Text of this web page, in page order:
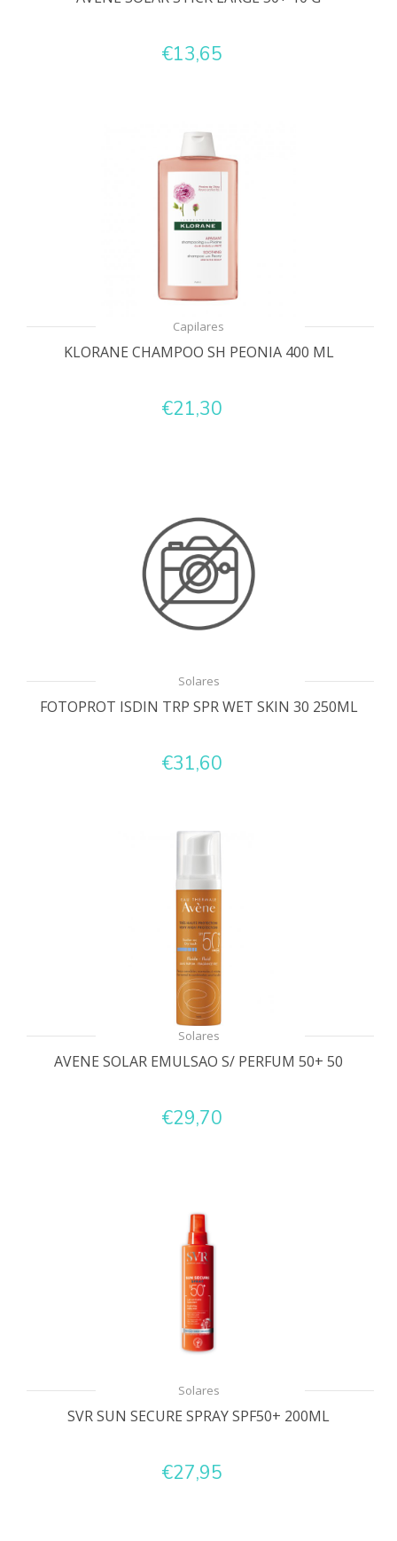
€13,65
Capilares
KLORANE CHAMPOO SH PEONIA 400 ML
€21,30
Solares
FOTOPROT ISDIN TRP SPR WET SKIN 30 250ML
€31,60
Solares
AVENE SOLAR EMULSAO S/ PERFUM 50+ 50
€29,70
Solares
SVR SUN SECURE SPRAY SPF50+ 200ML
€27,95